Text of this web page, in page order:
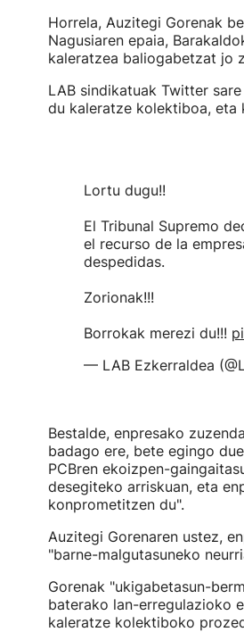
Horrela, Auzitegi Gorenak
Nagusiaren epaia,
kaleratzea baliogabetzat jo
LAB sindikatuak Twitter
du kaleratze kolektiboa,
Lortu dugu!!
El Tribunal Supremo
el recurso de la
despedidas.
Zorionak!!!
Borrokak merezi du!!!
— LAB Ezkerraldea
Bestalde, enpresako
badago ere, bete egingo
PCBren ekoizpen-
desegiteko arriskuan, eta
konprometitzen du".
Auzitegi Gorenaren ustez,
"barne-malgutasuneko
Gorenak "ukigabetasun-
baterako lan-erregulazioko
kaleratze kolektiboko